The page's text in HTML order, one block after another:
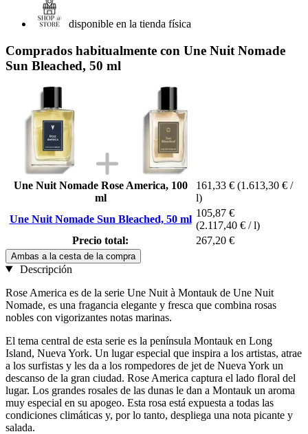
disponible en la tienda física
Comprados habitualmente con Une Nuit Nomade
Sun Bleached, 50 ml
Une Nuit Nomade Rose America, 100
ml
161,33 € (1.613,30 € /
l)
Une Nuit Nomade Sun Bleached, 50 ml
105,87 €
(2.117,40 € / l)
Precio total:
267,20 €
Ambas a la cesta de la compra
Descripción
Rose America es de la serie Une Nuit à Montauk de Une Nuit
Nomade, es una fragancia elegante y fresca que combina rosas
nobles con vigorizantes notas marinas.
El tema central de esta serie es la península Montauk en Long
Island, Nueva York. Un lugar especial que inspira a los artistas, atrae
a los surfistas y les da a los rompedores de jet de Nueva York un
descanso de la gran ciudad. Rose America captura el lado floral del
lugar. Los grandes rosales de las dunas le dan a Montauk un aroma
muy especial en su apogeo. Esta rosa está expuesta a todas las
condiciones climáticas y, por lo tanto, despliega una nota picante y
salada.